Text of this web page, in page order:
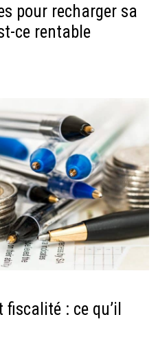
pour recharger sa
ce rentable
: ce qu’il